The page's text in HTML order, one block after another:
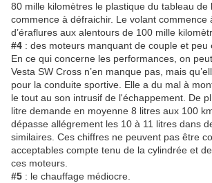
80 mille kilomètres le plastique du tableau de
commence à défraichir. Le volant commence
d’éraflures aux alentours de 100 mille
#4 : des moteurs manquant de couple et peu
En ce qui concerne les performances, on
Vesta SW Cross n’en manque pas, mais
pour la conduite sportive. Elle a du mal à
le tout au son intrusif de l'échappement. De
litre demande en moyenne 8 litres aux 100
dépasse allégrement les 10 à 11 litres dans
similaires. Ces chiffres ne peuvent pas être
acceptables compte tenu de la cylindrée et
ces moteurs.
#5 : le chauffage médiocre.